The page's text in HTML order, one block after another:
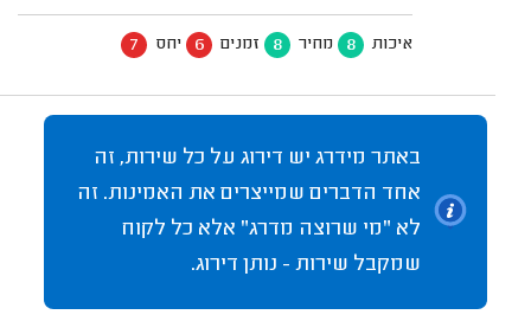
איכות 8 מחיר 8 זמנים 6 יחס 7
באתר מידרג יש דירוג על כל שירות, זה
אחד הדברים שמייצרים את האמינות. זה
לא "מי שרוצה מדרג" אלא כל לקוח
שמקבל שירות - נותן דירוג.